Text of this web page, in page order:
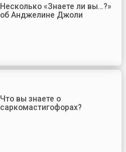
Несколько «Знаете ли вы…?»
об Анджелине Джоли
Что вы знаете о
саркомастигофорах?